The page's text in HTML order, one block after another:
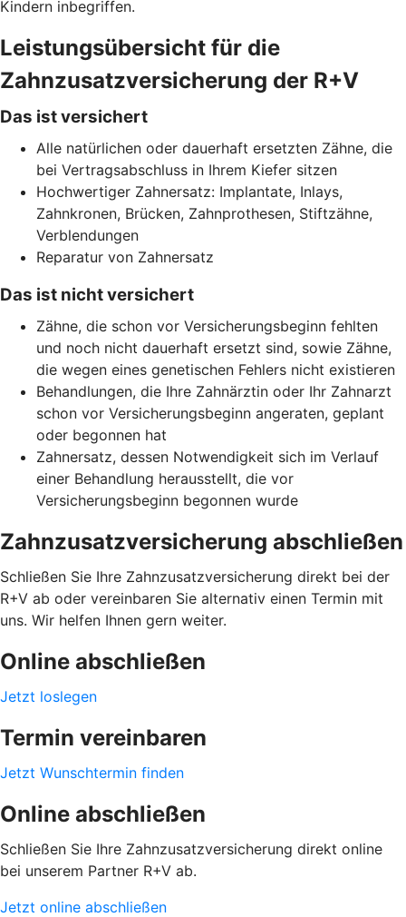
Kindern inbegriffen.
Leistungsübersicht für die
Zahnzusatzversicherung der R+V
Das ist versichert
Alle natürlichen oder dauerhaft ersetzten Zähne, die
bei Vertragsabschluss in Ihrem Kiefer sitzen
Hochwertiger Zahnersatz: Implantate, Inlays,
Zahnkronen, Brücken, Zahnprothesen, Stiftzähne,
Verblendungen
Reparatur von Zahnersatz
Das ist nicht versichert
Zähne, die schon vor Versicherungsbeginn fehlten
und noch nicht dauerhaft ersetzt sind, sowie Zähne,
die wegen eines genetischen Fehlers nicht existieren
Behandlungen, die Ihre Zahnärztin oder Ihr Zahnarzt
schon vor Versicherungsbeginn angeraten, geplant
oder begonnen hat
Zahnersatz, dessen Notwendigkeit sich im Verlauf
einer Behandlung herausstellt, die vor
Versicherungsbeginn begonnen wurde
Zahnzusatzversicherung abschließen
Schließen Sie Ihre Zahnzusatzversicherung direkt bei der
R+V ab oder vereinbaren Sie alternativ einen Termin mit
uns. Wir helfen Ihnen gern weiter.
Online abschließen
Jetzt loslegen
Termin vereinbaren
Jetzt Wunschtermin finden
Online abschließen
Schließen Sie Ihre Zahnzusatzversicherung direkt online
bei unserem Partner R+V ab.
Jetzt online abschließen